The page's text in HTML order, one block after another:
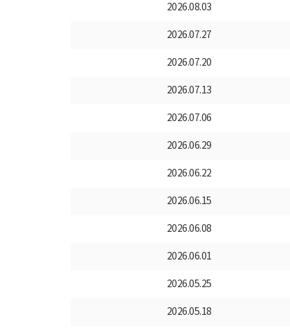
2026.08.03
2026.07.27
2026.07.20
2026.07.13
2026.07.06
2026.06.29
2026.06.22
2026.06.15
2026.06.08
2026.06.01
2026.05.25
2026.05.18